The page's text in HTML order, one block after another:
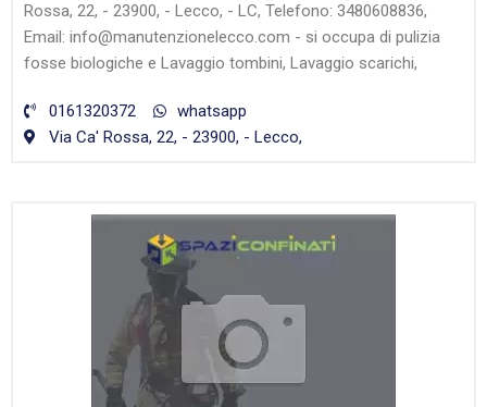
Rossa, 22, - 23900, - Lecco, - LC, Telefono: 3480608836,
Email: info@manutenzionelecco.com - si occupa di pulizia
fosse biologiche e Lavaggio tombini, Lavaggio scarichi,
0161320372
whatsapp
Via Ca' Rossa, 22, - 23900, - Lecco,